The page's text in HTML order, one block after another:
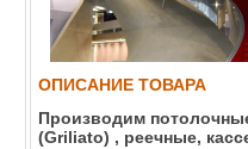
ОПИСАНИЕ ТОВАРА
Производим
(Griliato) , реечные,